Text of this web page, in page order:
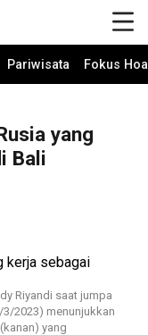
Pariwisata Fokus
yang
Bali
Riyandi saat jumpa
3/2023) menunjukkan
yang